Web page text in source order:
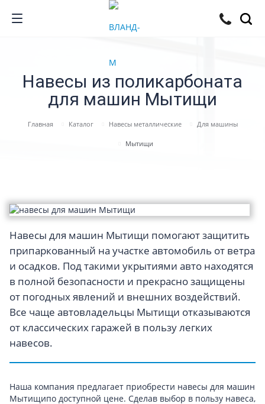
Навесы из поликарбоната
для машин Мытищи
Главная Каталог Навесы металлические Для машины
Мытищи
Навесы для машин Мытищи помогают защитить
припаркованный на участке автомобиль от ветра
и осадков. Под такими укрытиями авто находятся
в полной безопасности и прекрасно защищены
от погодных явлений и внешних воздействий.
Все чаще автовладельцы Мытищи отказываются
от классических гаражей в пользу легких
навесов.
Наша компания предлагает приобрести навесы для машин
Мытищипо доступной цене. Сделав выбор в пользу навеса,